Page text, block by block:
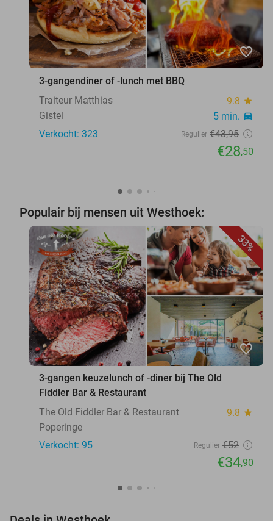
favorite_border
3-gangendiner of -lunch met BBQ
Traiteur Matthias
9.8 star
Gistel 5 min. directions_car
Verkocht: 323 Regulier €43,95
€28,50
Populair bij mensen uit Westhoek:
33%
favorite_border
3-gangen keuzelunch of -diner bij The Old
Fiddler Bar & Restaurant
The Old Fiddler Bar & Restaurant
9.8 star
Poperinge
Verkocht: 95
Regulier €52
€34,90